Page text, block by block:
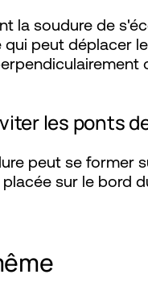
la soudure de
peut déplacer
les ponts
peut se former
sur le bord